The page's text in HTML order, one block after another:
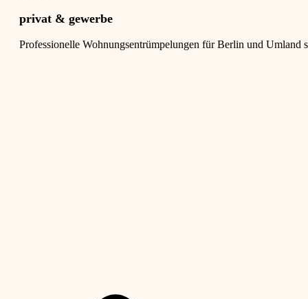
privat & gewerbe
Professionelle Wohnungsentrümpelungen für Berlin und Umland